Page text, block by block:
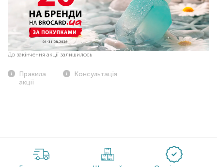
До закінчення акції залишилось
Правила
акції
Консультація